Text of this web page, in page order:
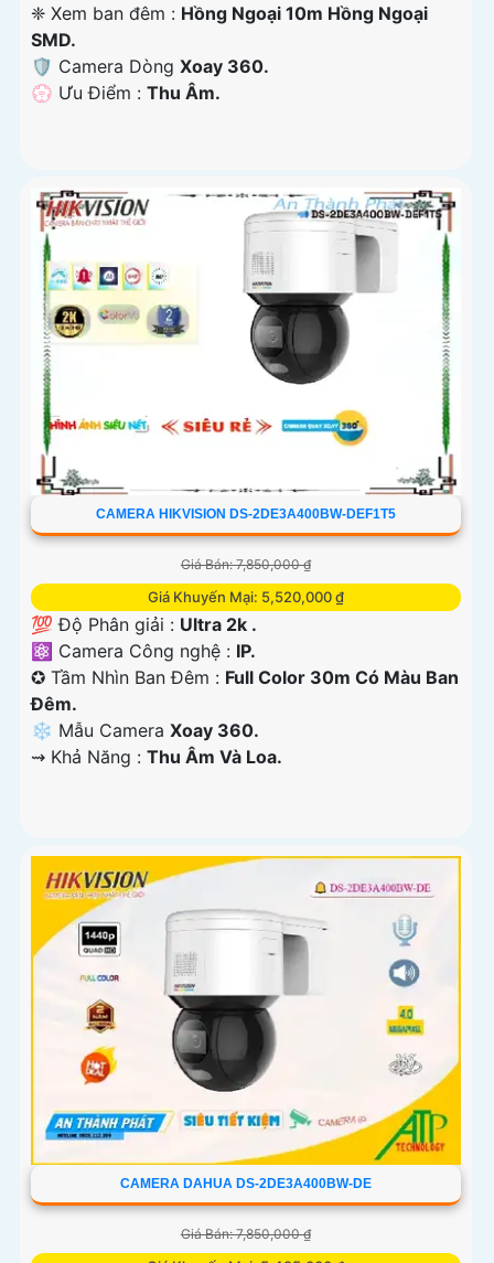
❈ Xem ban đêm : Hồng Ngoại 10m Hồng Ngoại
SMD.
🛡 Camera Dòng Xoay 360.
️💮 Ưu Điểm : Thu Âm.
CAMERA HIKVISION DS-2DE3A400BW-DEF1T5
Giá Bán: 7,850,000 ₫
Giá Khuyến Mại: 5,520,000 ₫
💯 Độ Phân giải : Ultra 2k .
⚛️ Camera Công nghệ : IP.
✪ Tầm Nhìn Ban Đêm : Full Color 30m Có Màu Ban
Đêm.
❄ Mẫu Camera Xoay 360.
️⇝ Khả Năng : Thu Âm Và Loa.
CAMERA DAHUA DS-2DE3A400BW-DE
Giá Bán: 7,850,000 ₫